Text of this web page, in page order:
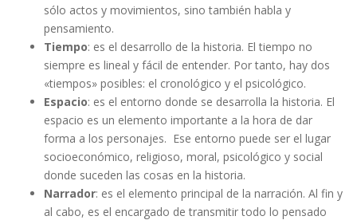
sólo actos y movimientos, sino también habla y
pensamiento.
Tiempo: es el desarrollo de la historia. El tiempo no
siempre es lineal y fácil de entender. Por tanto, hay dos
«tiempos» posibles: el cronológico y el psicológico.
Espacio: es el entorno donde se desarrolla la historia. El
espacio es un elemento importante a la hora de dar
forma a los personajes. Ese entorno puede ser el lugar
socioeconómico, religioso, moral, psicológico y social
donde suceden las cosas en la historia.
Narrador: es el elemento principal de la narración. Al fin y
al cabo, es el encargado de transmitir todo lo pensado